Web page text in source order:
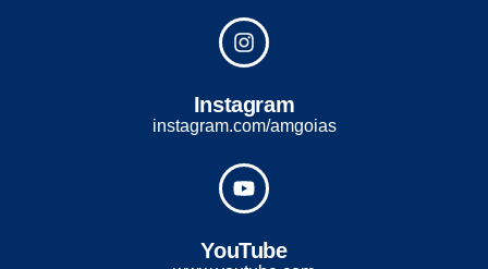
Instagram
instagram.com/amgoias
YouTube